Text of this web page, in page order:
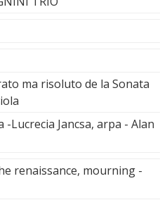
ma risoluto de la Sonata
Lucrecia Jancsa, arpa - Alan
renaissance, mourning -